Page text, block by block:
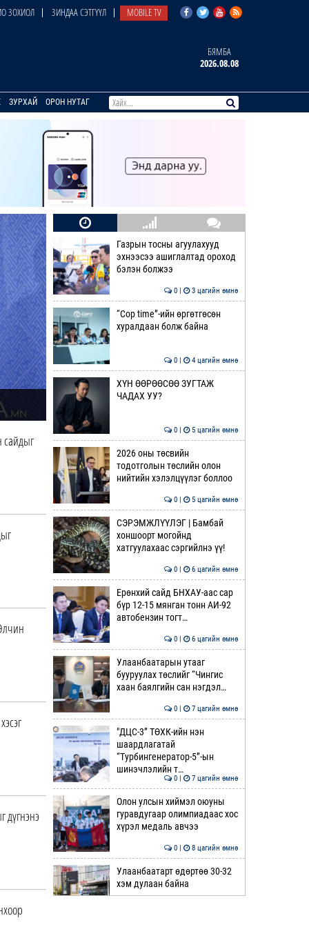
ЗОХИОЛ ЗИНДАА СЭТГҮҮЛ MOBILE TV
БЯМБА
2026.08.08
ЗУРХАЙ ОРОН НУТАГ
сайдыг
дүгнэнэ
Газрын тосны агуулахууд
эхнээсээ ашиглалтад ороход
бэлэн болжээ
0 | 3 цагийн өмнө
“Cop time”-ийн өргөтгөсөн
хуралдаан болж байна
0 | 4 цагийн өмнө
ХҮН ӨӨРӨӨСӨӨ ЗУГТАЖ
ЧАДАХ УУ?
0 | 5 цагийн өмнө
2026 оны төсвийн
тодотголын төслийн олон
нийтийн хэлэлцүүлэг боллоо
0 | 5 цагийн өмнө
СЭРЭМЖЛҮҮЛЭГ | Бамбай
хоншоорт могойнд
хатгуулахаас сэргийлнэ үү!
0 | 6 цагийн өмнө
Ерөнхий сайд БНХАУ-аас сар
бүр 12-15 мянган тонн АИ-92
автобензин тогт…
0 | 6 цагийн өмнө
Улаанбаатарын утааг
бууруулах төслийг “Чингис
хаан баялгийн сан нэгдэл…
0 | 7 цагийн өмнө
"ДЦС-3” ТӨХК-ийн нэн
шаардлагатай
“Турбингенератор-5”-ын
шинэчлэлийн т…
0 | 7 цагийн өмнө
Олон улсын хиймэл оюуны
гуравдугаар олимпиадаас хос
хүрэл медаль авчээ
0 | 8 цагийн өмнө
Улаанбаатарт өдөртөө 30-32
хэм дулаан байна